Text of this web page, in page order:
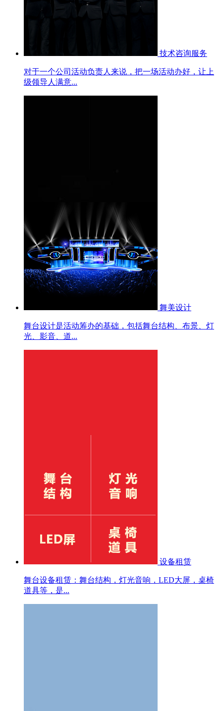
技术咨询服务
对于一个公司活动负责人来说，把一场活动办好，让上
级领导人满意...
舞美设计
舞台设计是活动筹办的基础，包括舞台结构、布景、灯
光、影音、道...
设备租赁
舞台设备租赁：舞台结构，灯光音响，LED大屏，桌椅
道具等，是...